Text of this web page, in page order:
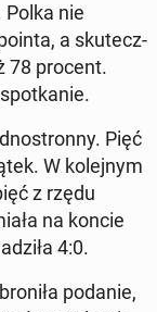
nie
a sku­tecz­
78 procent.
Pięć
W ko­lej­nym
z rzędu
na koncie
4:0.
podanie,